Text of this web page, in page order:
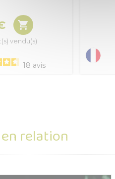
Prix 
vendu(s)
18 avis
relation